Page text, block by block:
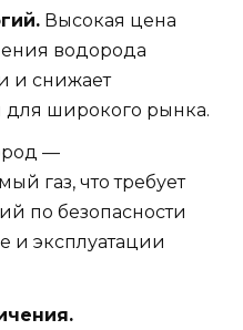
Высокая цена
водорода
и снижает
для широкого рынка.
—
газ, что требует
по безопасности
и эксплуатации